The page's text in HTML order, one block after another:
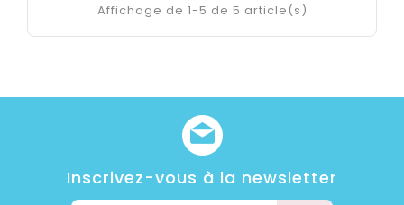
Affichage de 1-5 de 5 article(s)
Inscrivez-vous à la newsletter